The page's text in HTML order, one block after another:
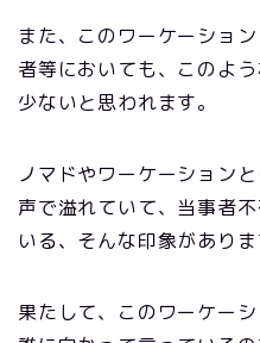
また、このワーケーショ
者等においても、このよ
少ないと思われます。
ノマドやワーケーション
声で溢れていて、当事者
いる、そんな印象がありま
果たして、このワーケー